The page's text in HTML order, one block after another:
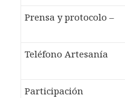
Prensa y protocolo –
Teléfono Artesanía
Participación